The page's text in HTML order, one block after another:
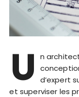
U
n
d’expert
et superviser les